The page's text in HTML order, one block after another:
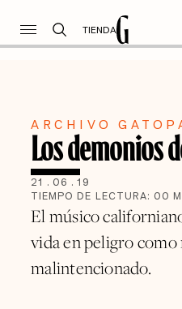
TIENDA
ARCHIVO
Los demonios
21 . 06 . 19
TIEMPO DE LECTURA: 00
El músico
vida en peligro
malintencionado.